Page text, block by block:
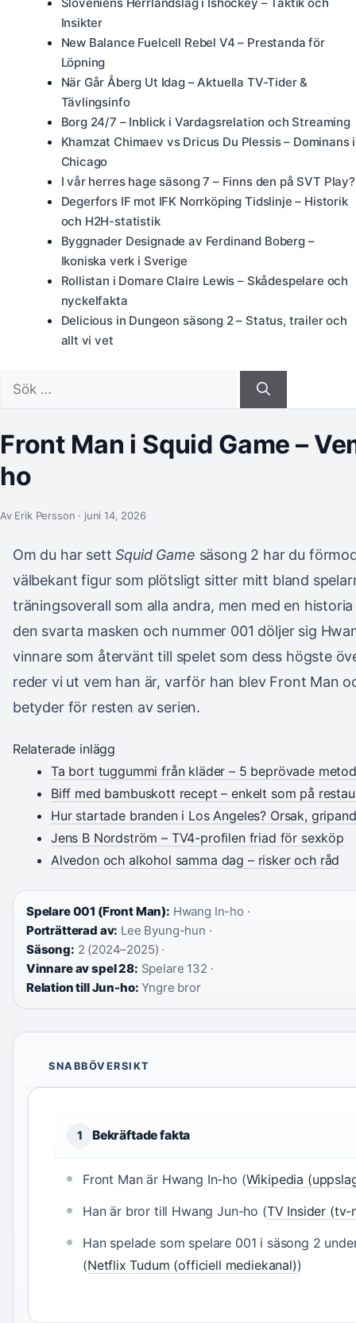
Insikter
New Balance Fuelcell Rebel V4 – Prestanda för
Löpning
När Går Åberg Ut Idag – Aktuella TV-Tider &
Tävlingsinfo
Borg 24/7 – Inblick i Vardagsrelation och Streaming
Khamzat Chimaev vs Dricus Du Plessis – Dominans i
Chicago
I vår herres hage säsong 7 – Finns den på SVT Play?
Degerfors IF mot IFK Norrköping Tidslinje – Historik
och H2H-statistik
Byggnader Designade av Ferdinand Boberg –
Ikoniska verk i Sverige
Rollistan i Domare Claire Lewis – Skådespelare och
nyckelfakta
Delicious in Dungeon säsong 2 – Status, trailer och
allt vi vet
efter:
Front Man i Squid Game –
ho
Av Erik Persson · juni 14, 2026
Om du har settSquid Game säsong 2 har du
välbekant figur som plötsligt sitter mitt bland
träningsoverall som alla andra, men med en
den svarta masken och nummer 001 döljer sig
vinnare som återvänt till spelet som dess högste
reder vi ut vem han är, varför han blev Front Man
betyder för resten av serien.
Relaterade inlägg
Ta bort tuggummi från kläder – 5 beprövade
Biff med bambuskott recept – enkelt som på
Hur startade branden i Los Angeles? Orsak,
Jens B Nordström – TV4-profilen friad för sexköp
Alvedon och alkohol samma dag – risker och råd
Spelare 001 (Front Man): Hwang In-ho ·
Porträtterad av: Lee Byung-hun ·
Säsong: 2 (2024–2025) ·
Vinnare av spel 28: Spelare 132 ·
Relation till Jun-ho: Yngre bror
SNABBÖVERSIKT
1 Bekräftade fakta
Front Man är Hwang In-ho (Wikipedia
Han är bror till Hwang Jun-ho (TV Insider (tv-
Han spelade som spelare 001 i säsong 2
(Netflix Tudum (officiell mediekanal))